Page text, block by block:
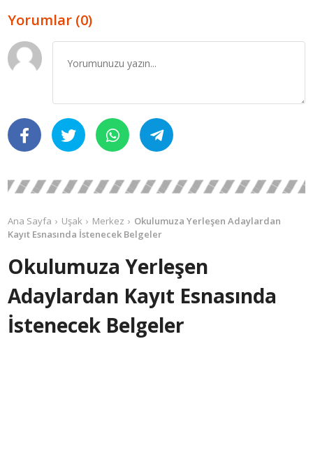
Yorumlar (0)
Ana Sayfa Uşak Merkez
Okulumuza Yerleşen Adaylardan
Kayıt Esnasında İstenecek Belgeler
Okulumuza Yerleşen
Adaylardan Kayıt Esnasında
İstenecek Belgeler